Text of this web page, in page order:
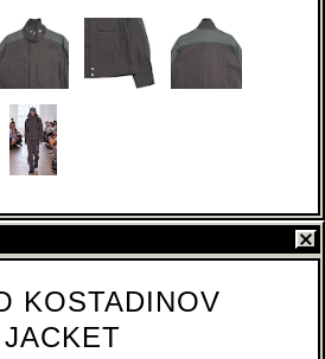
KOSTADINOV